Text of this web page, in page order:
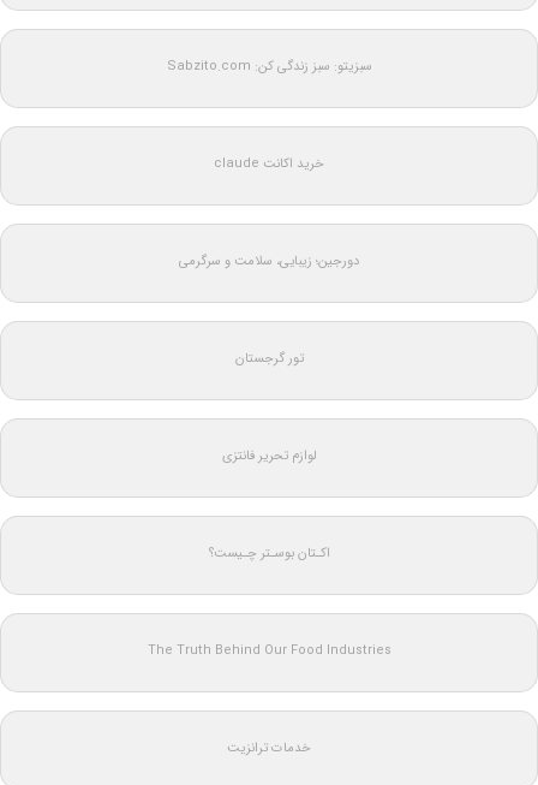
سبزیتو: سبز زندگی کن: Sabzito.com
خرید اکانت claude
دورجین؛ زیبایی، سلامت و سرگرمی
تور گرجستان
لوازم تحریر فانتزی
اکـتان بوسـتر چـیست؟
The Truth Behind Our Food Industries
خدمات ترانزیت